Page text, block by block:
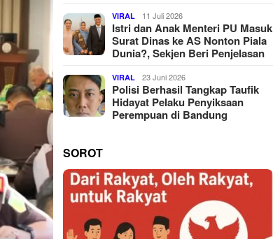
VIRAL 11 Juli 2026
Istri dan Anak Menteri PU Masuk
Surat Dinas ke AS Nonton Piala
Dunia?, Sekjen Beri Penjelasan
VIRAL 23 Juni 2026
Polisi Berhasil Tangkap Taufik
Hidayat Pelaku Penyiksaan
Perempuan di Bandung
SOROT